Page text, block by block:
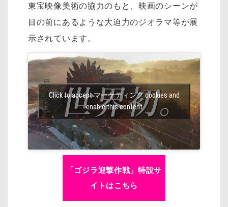
東宝映像美術の協力のもと、映画のシーンが
目の前にあるような大迫力のジオラマ等が展
示されています。
Click to accept マーケティング cookies and
enable this content
「ゴジラ迎撃作戦」特設サ
イトはこちら